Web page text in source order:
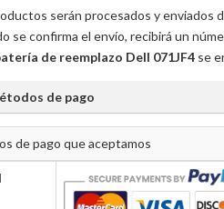
serán procesados y enviados
se confirma el envío, recibirá un
de reemplazo Dell 071JF4 se
de pago
de pago que aceptamos